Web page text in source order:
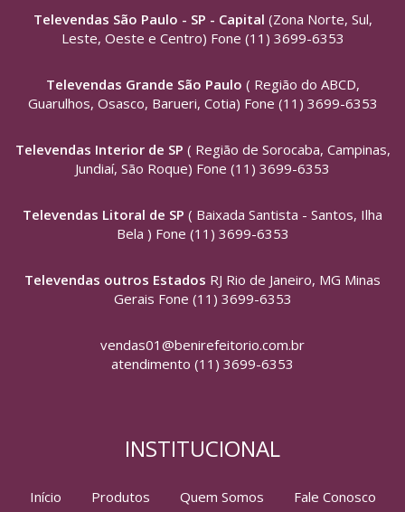
Televendas São Paulo - SP - Capital (Zona Norte, Sul,
Leste, Oeste e Centro) Fone (11) 3699-6353
Televendas Grande São Paulo ( Região do ABCD,
Guarulhos, Osasco, Barueri, Cotia) Fone (11) 3699-6353
Televendas Interior de SP ( Região de Sorocaba, Campinas,
Jundiaí, São Roque) Fone (11) 3699-6353
Televendas Litoral de SP ( Baixada Santista - Santos, Ilha
Bela ) Fone (11) 3699-6353
Televendas outros Estados RJ Rio de Janeiro, MG Minas
Gerais Fone (11) 3699-6353
vendas01@benirefeitorio.com.br
atendimento (11) 3699-6353
INSTITUCIONAL
Início Produtos Quem Somos Fale Conosco